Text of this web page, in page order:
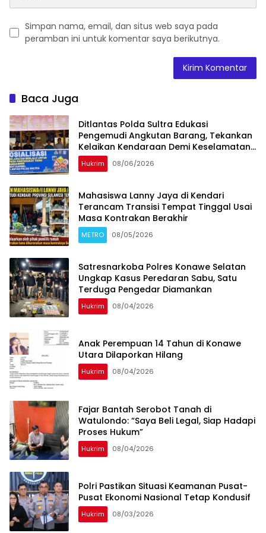
Simpan nama, email, dan situs web saya pada
peramban ini untuk komentar saya berikutnya.
Baca Juga
Ditlantas Polda Sultra Edukasi
Pengemudi Angkutan Barang, Tekankan
Kelaikan Kendaraan Demi Keselamatan
Berlalu Lintas
Hukrim 08/06/2026
Mahasiswa Lanny Jaya di Kendari
Terancam Transisi Tempat Tinggal Usai
Masa Kontrakan Berakhir
METRO 08/05/2026
Satresnarkoba Polres Konawe Selatan
Ungkap Kasus Peredaran Sabu, Satu
Terduga Pengedar Diamankan
Hukrim 08/04/2026
Anak Perempuan 14 Tahun di Konawe
Utara Dilaporkan Hilang
Hukrim 08/04/2026
‎Fajar Bantah Serobot Tanah di
Watulondo: “Saya Beli Legal, Siap Hadapi
Proses Hukum”
Hukrim 08/04/2026
Polri Pastikan Situasi Keamanan Pusat-
Pusat Ekonomi Nasional Tetap Kondusif
Hukrim 08/03/2026